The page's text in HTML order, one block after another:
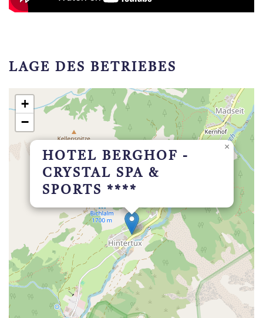
LAGE DES BETRIEBES
HOTEL BERGHOF -
CRYSTAL SPA &
SPORTS ****
×
+
−